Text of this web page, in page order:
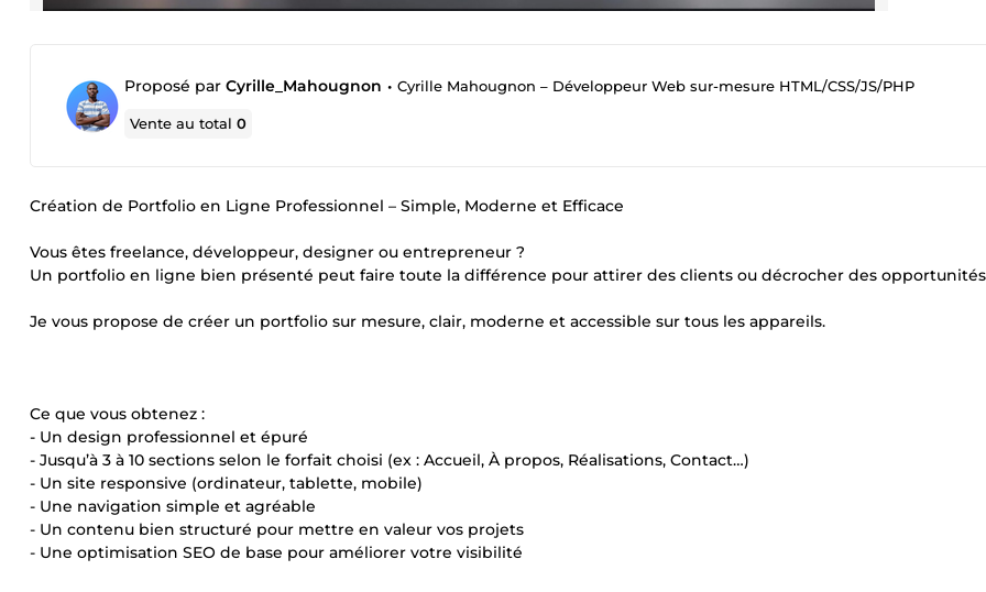
Proposé par Cyrille_Mahougnon • Cyrille Mahougnon – Développeur Web sur-mesure HTML/CSS/JS/PHP
Vente au total0
Création de Portfolio en Ligne Professionnel – Simple, Moderne et Efficace
Vous êtes freelance, développeur, designer ou entrepreneur ?
Un portfolio en ligne bien présenté peut faire toute la différence pour attirer des clients ou décrocher des
Je vous propose de créer un portfolio sur mesure, clair, moderne et accessible sur tous les appareils.
Ce que vous obtenez :
- Un design professionnel et épuré
- Jusqu’à 3 à 10 sections selon le forfait choisi (ex : Accueil, À propos, Réalisations, Contact…)
- Un site responsive (ordinateur, tablette, mobile)
- Une navigation simple et agréable
- Un contenu bien structuré pour mettre en valeur vos projets
- Une optimisation SEO de base pour améliorer votre visibilité